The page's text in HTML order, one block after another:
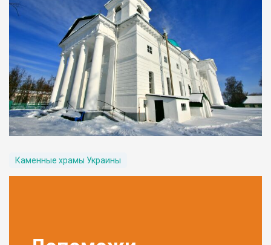
Каменные храмы Украины